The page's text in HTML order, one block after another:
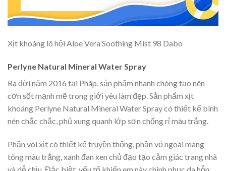
Xịt khoáng lô hội Aloe Vera Soothing Mist 98 Dabo
Perlyne Natural Mineral Water Spray
Ra đời năm 2016 tại Pháp, sản phẩm nhanh chóng tạo nên
cơn sốt mạnh mẽ trong giới yêu làm đẹp. Sản phẩm xịt
khoáng Perlyne Natural Mineral Water Spray có thiết kế bình
nén chắc chắc, phủ xung quanh lớp sơn chống rỉ màu trắng.
Phần vòi xịt có thiết kế truyền thống, phần vỏ ngoài mang
tông màu trắng, xanh đan xen chủ đạo tạo cảm giác trang nhã